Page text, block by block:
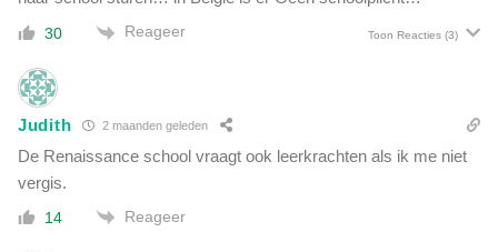
30 Reageer Toon Reacties (3)
Judith 2 maanden geleden
De Renaissance school vraagt ook leerkrachten als ik me niet
vergis.
14 Reageer